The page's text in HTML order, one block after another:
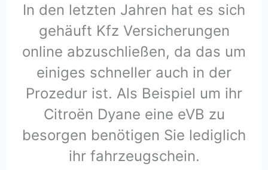
In den letzten Jahren hat es sich
gehäuft Kfz Versicherungen
online abzuschließen, da das um
einiges schneller auch in der
Prozedur ist. Als Beispiel um ihr
Citroën Dyane eine eVB zu
besorgen benötigen Sie lediglich
ihr fahrzeugschein.